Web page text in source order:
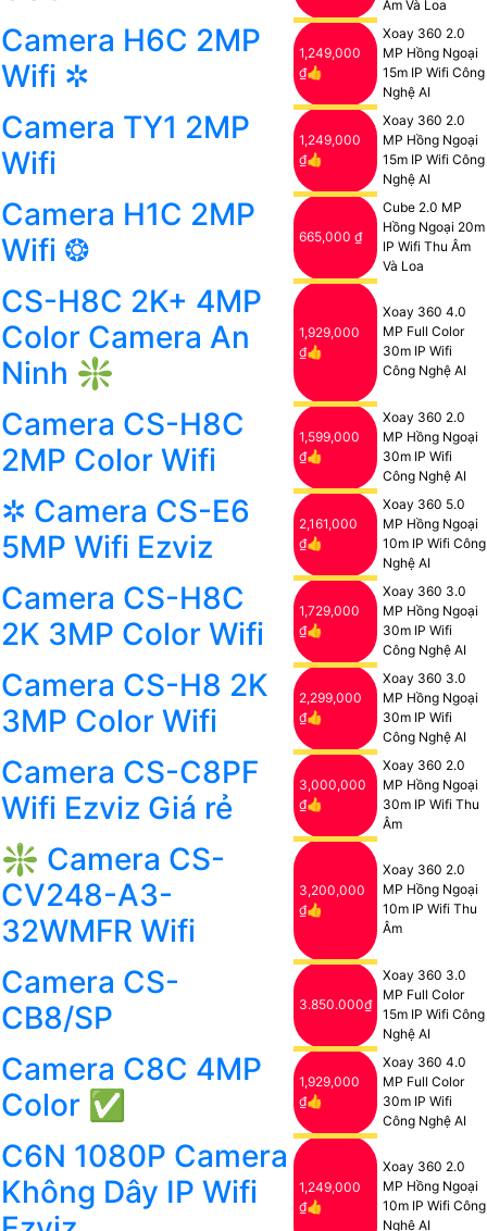
Âm Và Loa
Camera H6C 2MP
Wifi ✲
1,249,000
₫👍
Xoay 360 2.0
MP Hồng Ngoại
15m IP Wifi Công
Nghệ AI
Camera TY1 2MP
Wifi
1,249,000
₫👍
Xoay 360 2.0
MP Hồng Ngoại
15m IP Wifi Công
Nghệ AI
Camera H1C 2MP
Wifi ❂
665,000 ₫
Cube 2.0 MP
Hồng Ngoại 20m
IP Wifi Thu Âm
Và Loa
CS-H8C 2K+ 4MP
Color Camera An
Ninh ❇
1,929,000
₫👍
Xoay 360 4.0
MP Full Color
30m IP Wifi
Công Nghệ AI
Camera CS-H8C
2MP Color Wifi
1,599,000
₫👍
Xoay 360 2.0
MP Hồng Ngoại
30m IP Wifi
Công Nghệ AI
✲ Camera CS-E6
5MP Wifi Ezviz
2,161,000
₫👍
Xoay 360 5.0
MP Hồng Ngoại
10m IP Wifi Công
Nghệ AI
Camera CS-H8C
2K 3MP Color Wifi
1,729,000
₫👍
Xoay 360 3.0
MP Hồng Ngoại
30m IP Wifi
Công Nghệ AI
Camera CS-H8 2K
3MP Color Wifi
2,299,000
₫👍
Xoay 360 3.0
MP Hồng Ngoại
30m IP Wifi
Công Nghệ AI
Camera CS-C8PF
Wifi Ezviz Giá rẻ
3,000,000
₫👍
Xoay 360 2.0
MP Hồng Ngoại
30m IP Wifi Thu
Âm
❇ Camera CS-
CV248-A3-
32WMFR Wifi
3,200,000
₫👍
Xoay 360 2.0
MP Hồng Ngoại
10m IP Wifi Thu
Âm
Camera CS-
CB8/SP
3.850.000₫
Xoay 360 3.0
MP Full Color
15m IP Wifi Công
Nghệ AI
Camera C8C 4MP
Color ✅
1,929,000
₫👍
Xoay 360 4.0
MP Full Color
30m IP Wifi
Công Nghệ AI
C6N 1080P Camera
Không Dây IP Wifi
1,249,000
₫👍
Xoay 360 2.0
MP Hồng Ngoại
10m IP Wifi Công
Nghệ AI